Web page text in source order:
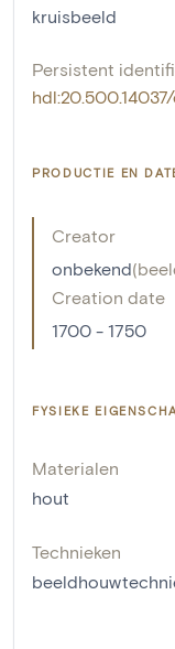
kruisbeeld
Persistent
PRODUCTIE EN
Creator
onbekend(
Creation date
1700 - 1750
FYSIEKE
Materialen
hout
Technieken